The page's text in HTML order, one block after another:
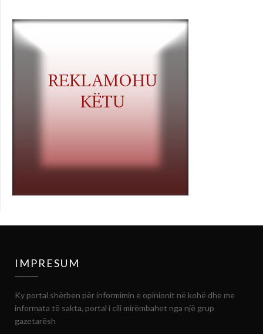
IMPRESUM
Ky portal shërben për informimin e opinionit në kohë dhe me
informata të sakta, portal i cili mirëmbahet nga një grup
gazetarësh